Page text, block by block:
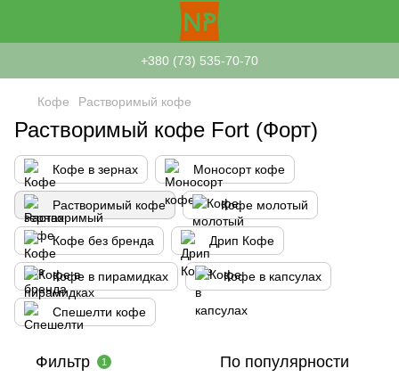
+380 (73) 535-70-70
Кофе Растворимый кофе
Растворимый кофе Fort (Форт)
Кофе в зернах Моносорт кофе
Растворимый кофе Кофе молотый
Кофе без бренда Дрип Кофе
Кофе в пирамидках Кофе в капсулах
Спешелти кофе
Фильтр 1 По популярности